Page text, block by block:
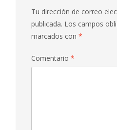
Tu dirección de correo
publicada. Los campos
marcados con *
Comentario *